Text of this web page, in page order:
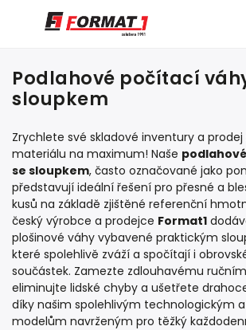
Podlahové počítací
sloupkem
Zrychlete své skladové inventury a
materiálu na maximum! Naše
se sloupkem, často označované jako
představují ideální řešení pro přesné a
kusů na základě zjištěné referenční
český výrobce a prodejce Format1
plošinové váhy vybavené praktickým
které spolehlivě zváží a spočítají i
součástek. Zamezte zdlouhavému
eliminujte lidské chyby a ušetřete
díky našim spolehlivým technologickým
modelům navrženým pro těžký